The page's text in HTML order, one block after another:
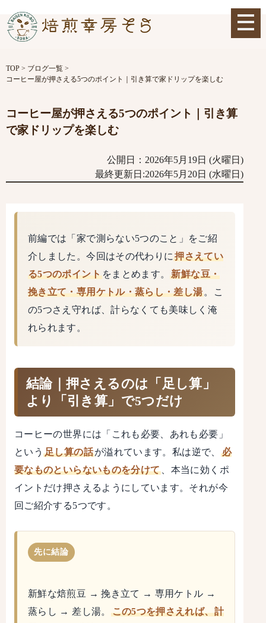
TOP > ブログ一覧 >
コーヒー屋が押さえる5つのポイント｜引き算で家ドリップを楽しむ
コーヒー屋が押さえる5つのポイント｜引き算
で家ドリップを楽しむ
公開日：2026年5月19日 (火曜日)
最終更新日:2026年5月20日 (水曜日)
前編では「家で測らない5つのこと」をご紹
介しました。今回はその代わりに押さえてい
る5つのポイントをまとめます。新鮮な豆・
挽き立て・専用ケトル・蒸らし・差し湯 。こ
の5つさえ守れば、計らなくても美味しく淹
れられます。
結論｜押さえるのは「足し算」
より「引き算」で5つだけ
コーヒーの世界には「これも必要、あれも必要」
という足し算の話が溢れています。私は逆で、
必
要なものといらないものを分けて
、本当に効くポ
イントだけ押さえるようにしています。それが今
回ご紹介する5つです。
先に結論
新鮮な焙煎豆 → 挽き立て → 専用ケトル →
蒸らし → 差し湯。
この5つを押さえれば、計